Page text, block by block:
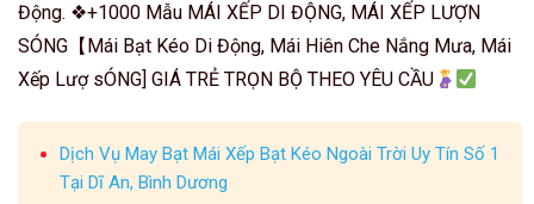
Động. ❖+1000 Mẫu MÁI XẾP DI ĐỘNG, MÁI XẾP LƯỢN
SÓNG【Mái Bạt Kéo Di Động, Mái Hiên Che Nắng Mưa, Mái
Xếp Lượ sÓNG] GIÁ TRẺ TRỌN BỘ THEO YÊU CẦU
Dịch Vụ May Bạt Mái Xếp Bạt Kéo Ngoài Trời Uy Tín Số 1
Tại Dĩ An, Bình Dương